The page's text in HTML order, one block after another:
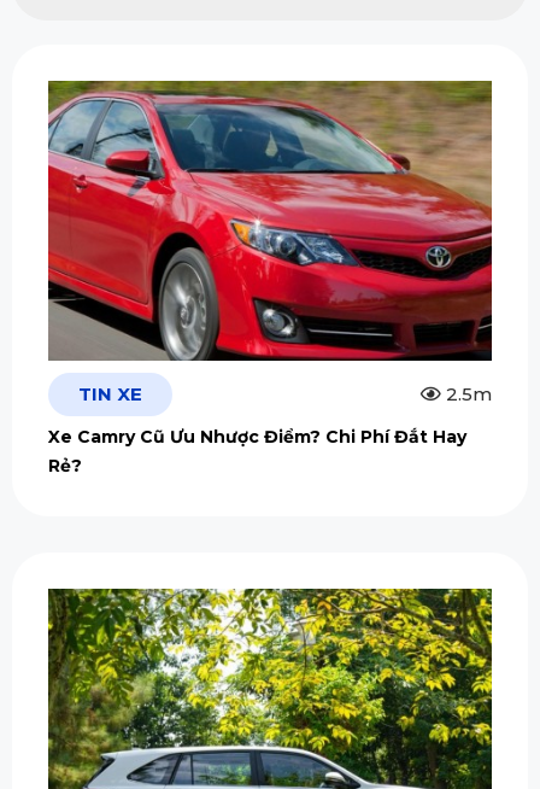
TIN XE 2.5m
Xe Camry Cũ Ưu Nhược Điểm? Chi Phí Đắt Hay
Rẻ?